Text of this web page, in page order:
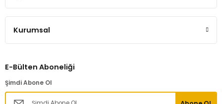
Kurumsal
E-Bülten Aboneliği
Şimdi Abone Ol